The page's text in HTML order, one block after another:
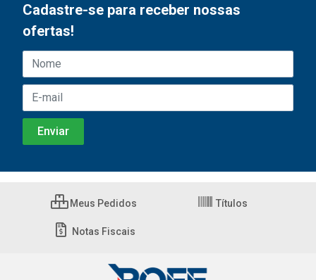
Cadastre-se para receber nossas
ofertas!
Meus Pedidos Títulos
Notas Fiscais